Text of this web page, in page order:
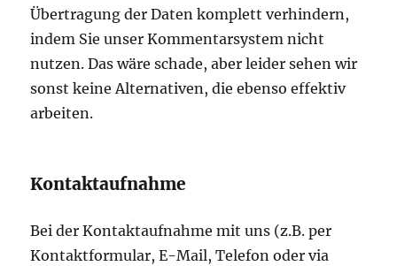
Übertragung der Daten komplett verhindern,
indem Sie unser Kommentarsystem nicht
nutzen. Das wäre schade, aber leider sehen wir
sonst keine Alternativen, die ebenso effektiv
arbeiten.
Kontaktaufnahme
Bei der Kontaktaufnahme mit uns (z.B. per
Kontaktformular, E-Mail, Telefon oder via